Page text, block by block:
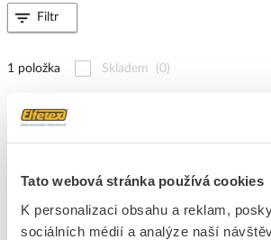
Tato webová stránka používá cookies
K personalizaci obsahu a reklam,
sociálních médií a analýze naší
1 položka Skladem (0)
DeWALT Vysavač
vysávání systém T-Stak
Kód ELFETEX
11.230.731
EAN
Filtr